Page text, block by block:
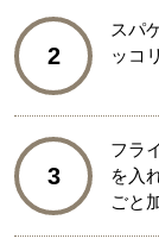
2
スパ
ッコ
3
フラ
を入
ごと